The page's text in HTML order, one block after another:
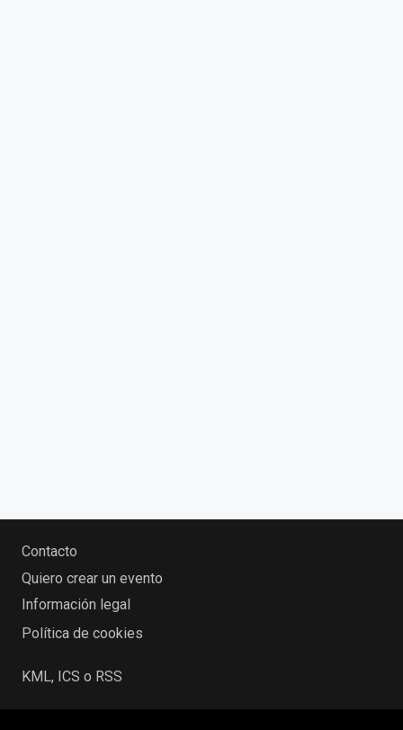
Contacto
Quiero crear un evento
Información legal
Política de cookies
KML, ICS o RSS